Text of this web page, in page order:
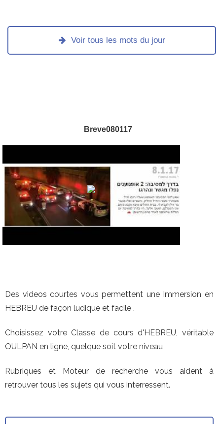
Voir tous les mots du jour
Breve080117
Des videos courtes vous permettent une Immersion en
HEBREU de façon ludique et facile .
Choisissez votre Classe de cours d'HEBREU, véritable
OULPAN en ligne, quelque soit votre niveau
Rubriques et Moteur de recherche vous aident à
retrouver tous les sujets qui vous interressent.